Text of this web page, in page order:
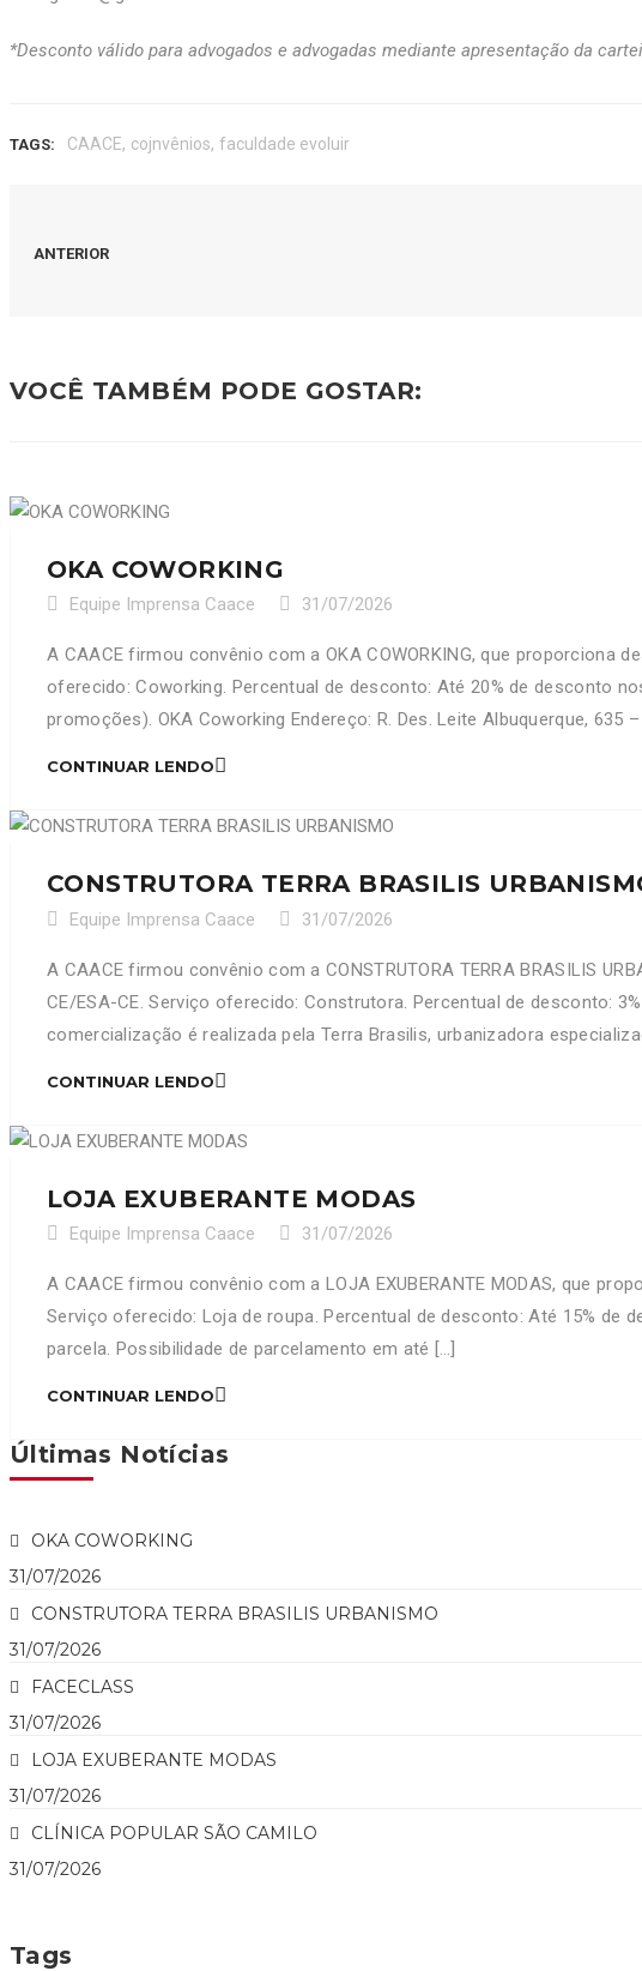
*Desconto válido para advogados e advogadas mediante apresentação da
TAGS: CAACE, cojnvênios, faculdade evoluir
ANTERIOR
VOCÊ TAMBÉM PODE GOSTAR:
OKA COWORKING
Equipe Imprensa Caace 31/07/2026
A CAACE firmou convênio com a OKA COWORKING, que proporciona
oferecido: Coworking. Percentual de desconto: Até 20% de desconto
promoções). OKA Coworking Endereço: R. Des. Leite Albuquerque, 635
CONTINUAR LENDO
CONSTRUTORA TERRA BRASILIS
Equipe Imprensa Caace 31/07/2026
A CAACE firmou convênio com a CONSTRUTORA TERRA BRASILIS
CE/ESA-CE. Serviço oferecido: Construtora. Percentual de desconto:
comercialização é realizada pela Terra Brasilis, urbanizadora
CONTINUAR LENDO
LOJA EXUBERANTE MODAS
Equipe Imprensa Caace 31/07/2026
A CAACE firmou convênio com a LOJA EXUBERANTE MODAS, que
Serviço oferecido: Loja de roupa. Percentual de desconto: Até 15% de
parcela. Possibilidade de parcelamento em até […]
CONTINUAR LENDO
Últimas Notícias
OKA COWORKING
31/07/2026
CONSTRUTORA TERRA BRASILIS URBANISMO
31/07/2026
FACECLASS
31/07/2026
LOJA EXUBERANTE MODAS
31/07/2026
CLÍNICA POPULAR SÃO CAMILO
31/07/2026
Tags